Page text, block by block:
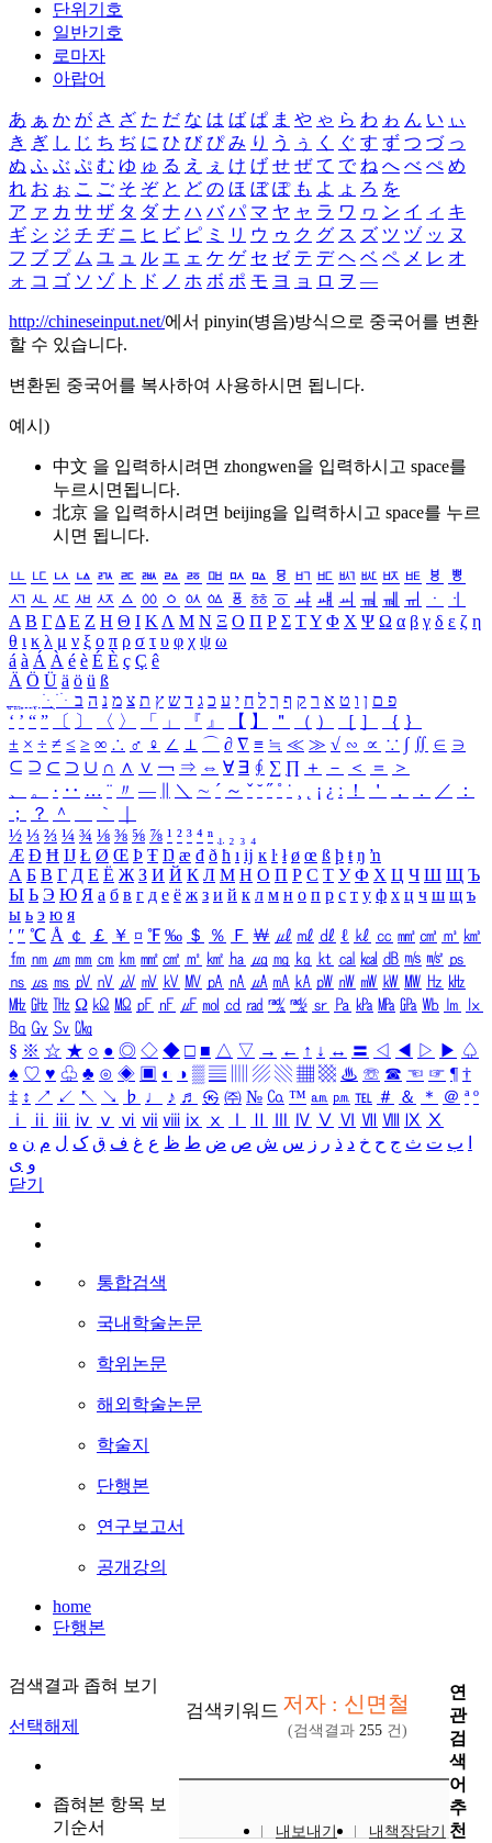
단위기호
일반기호
로마자
아랍어
あ ぁ か が さ ざ た だ な は ば ぱ ま や ゃ ら わ ゎ ん い ぃ
き ぎ し じ ち ぢ に ひ び ぴ み り う ぅ く ぐ す ず つ づ っ
ぬ ふ ぶ ぷ む ゆ ゅ る え ぇ け げ せ ぜ て で ね へ べ ぺ め
れ お ぉ こ ご そ ぞ と ど の ほ ぼ ぽ も よ ょ ろ を
ア ァ カ サ ザ タ ダ ナ ハ バ パ マ ヤ ャ ラ ワ ヮ ン イ ィ キ
ギ シ ジ チ ヂ ニ ヒ ビ ピ ミ リ ウ ゥ ク グ ス ズ ツ ヅ ッ ヌ
フ ブ プ ム ユ ュ ル エ ェ ケ ゲ セ ゼ テ デ ヘ ベ ペ メ レ オ
ォ コ ゴ ソ ゾ ト ド ノ ホ ボ ポ モ ヨ ョ ロ ヲ ―
http://chineseinput.net/에서 pinyin(병음)방식으로 중국어를 변환
할 수 있습니다.
변환된 중국어를 복사하여 사용하시면 됩니다.
예시)
中文 을 입력하시려면 zhongwen을 입력하시고 space를
누르시면됩니다.
北京 을 입력하시려면 beijing을 입력하시고 space를 누르
시면 됩니다.
ㅥ ㅦ ㅧ ㅨ ㅩ ㅪ ㅫ ㅬ ㅭ ㅮ ㅯ ㅰ ㅱ ㅲ ㅳ ㅴ ㅵ ㅶ ㅷ ㅸ
ㅹ
ㅺ ㅻ ㅼ ㅽ ㅾ ㅿ ㆀ ㆁ ㆂ ㆃ ㆄ ㆅ ㆆ ㆇ ㆈ ㆉ ㆊ ㆋ ㆌ ㆍ
ㆎ
Α Β ΓΔ Ε Ζ Η Θ Ι ΚΛ Μ Ν Ξ Ο Π Ρ Σ ΤΥ Φ Χ Ψ Ω α β γ δ ε ζ η
θ ι κ λ μ ν ξ ο π ρ σ τ υ φ χ ψ ω
á à Á À é è É È ç Ç ê
Ä Ö Ü ä ö ü ß
ִֶֹ ֻּ ׁׂ פ ם ן ו ט א ר ק ף ך ל ח י ע כ ג ד ש ץ ת צ מ נ ה ב
‘ ’ “ ” 〔 〕 〈 〉 「 」 『 』 【 】 ＂ （ ） ［ ］ ｛ ｝
± × ÷ ≠ ≤ ≥ ∞ ∴ ♂ ♀ ∠ ⊥ ⌒ ∂ ∇ ≡ ≒ ≪ ≫ √ ∽ ∝ ∵ ∫ ∬ ∈ ∋
⊆ ⊇ ⊂ ⊃ ∪ ∩ ∧ ∨ ￢ ⇒ ⇔ ∀ ∃ ∮ ∑ ∏ ＋ － ＜ ＝
＞
、
。 · ‥ … ¨ 〃 ― ＼ ∼ ´ ～ ˇ ˘ ˝ ˚ ˙ ¸ ¡ ¿ ː ！ ＇ ， ． ／
：
；
？ ＾ ｀
½ ⅓ ⅔ ¼ ¾ ⅛ ⅜ ⅝ ⅞ ¹ ² ³ ⁴ ⁿ ₁ ₂ ₃ ₄
Æ Ð Ħ Ĳ Ł Ø Œ Þ Ŧ Ŋ æ đ ð ħ ı ĳ ĸ ŀ ł ø œ ß þ ŧ ŋ ŉ
А Б В Г Д Е Ё Ж З И Й К Л М Н О П Р С Т У Ф Х Ц Ч Ш Щ Ъ
Ы Ь Э Ю Я а б в г д е ё ж з и й к л м н о п р с т у ф х ц ч ш щ ъ
ы ь э ю я
′ ″ ℃ Å ￠ ￡ ￥ ¤ ℉ ‰ ＄ ％ Ｆ ￦ ㎕ ㎖ ㎗ ℓ ㎘ ㏄ ㎣ ㎤ ㎥ ㎦
㎙ ㎚ ㎛ ㎜ ㎝ ㎞ ㎟ ㎠ ㎡ ㎢ ㏊ ㎍ ㎎ ㎏ ㏏ ㎈ ㎉ ㏈ ㎧ ㎨ ㎰
㎱ ㎲ ㎳ ㎴ ㎵ ㎶ ㎷ ㎸ ㎹ ㎀ ㎁ ㎂ ㎃ ㎄ ㎺ ㎻ ㎽ ㎾ ㎿ ㎐ ㎑
㎒ ㎓ ㎔ Ω ㏀ ㏁ ㎊ ㎋ ㎌ ㏖ ㏅ ㎭ ㎮ ㎯ ㏛ ㎩ ㎪ ㎫ ㎬ ㏝ ㏐
㏓
㏃ ㏉ ㏜ ㏆
§ ※ ☆ ★ ○ ● ◎ ◇ ◆ □ ■ △ ▽ → ← ↑ ↓ ↔ 〓 ◁ ◀ ▷ ▶ ♤
♠ ♡ ♥ ♧ ♣ ⊙ ◈ ▣ ◐ ◑ ▒ ▤ ▨ ▧ ▦ ▩ ♨ ☏ ☎ ☜ ☞ ¶ †
‡ ↕ ↗ ↙ ↖ ↘ ♭ ♩ ♪ ♬ ㉿ ㈜ № ㏇ ™ ㏂ ㏘ ℡ ＃ ＆ ＊ ＠ ª º
ⅰ
ⅱ ⅲ ⅳ ⅴ ⅵ ⅶ ⅷ ⅸ ⅹ Ⅳ Ⅴ Ⅵ Ⅶ Ⅷ Ⅸ Ⅹ
ب ت ث ج ح خ د ذ ر ز س ش ص ض ط ظ ع غ ف ق ک ل م ن ه
و ی
닫기
통합검색
국내학술논문
학위논문
해외학술논문
학술지
단행본
연구보고서
공개강의
home
단행본
검색결과 좁혀 보기
선택해제
좁혀본 항목 보
기순서
검색키워드 저자 : 신면철
(검색결과 255 건)
내보내기
내책장담기
연
관
검
색
어
추
천